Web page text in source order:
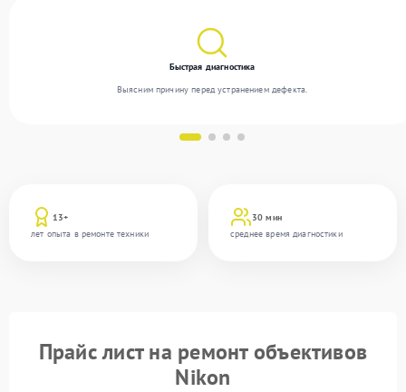
13+
лет опыта в ремонте техники
30 мин
среднее время диагностики
Быстрая диагностика
Выясним причину перед устранением дефекта.
Прайс лист на ремонт объективов
Nikon